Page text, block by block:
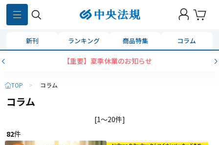
新刊 ランキング 商品特集 コラム
【重要】夏季休業のお知らせ
TOP > コラム
コラム
[1～20件]
82件